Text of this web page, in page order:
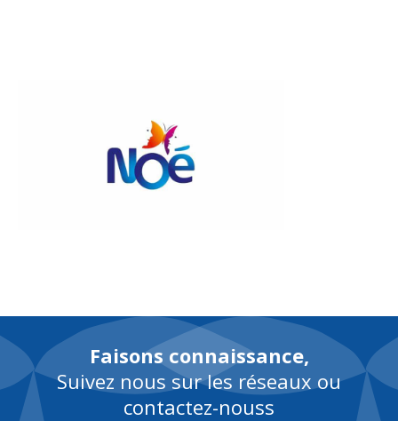
Faisons connaissance,
Suivez nous sur les réseaux ou
contactez-nouss